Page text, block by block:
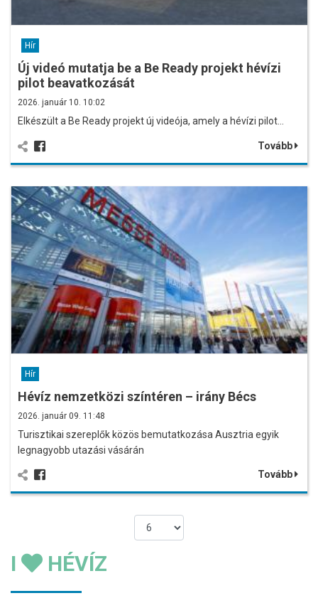
Hír
Új videó mutatja be a Be Ready projekt hévízi
pilot beavatkozását
2026. január 10. 10:02
Elkészült a Be Ready projekt új videója, amely a hévízi pilot…
Tovább
Hír
Hévíz nemzetközi színtéren – irány Bécs
2026. január 09. 11:48
Turisztikai szereplők közös bemutatkozása Ausztria egyik
legnagyobb utazási vásárán
Tovább
I HÉVÍZ